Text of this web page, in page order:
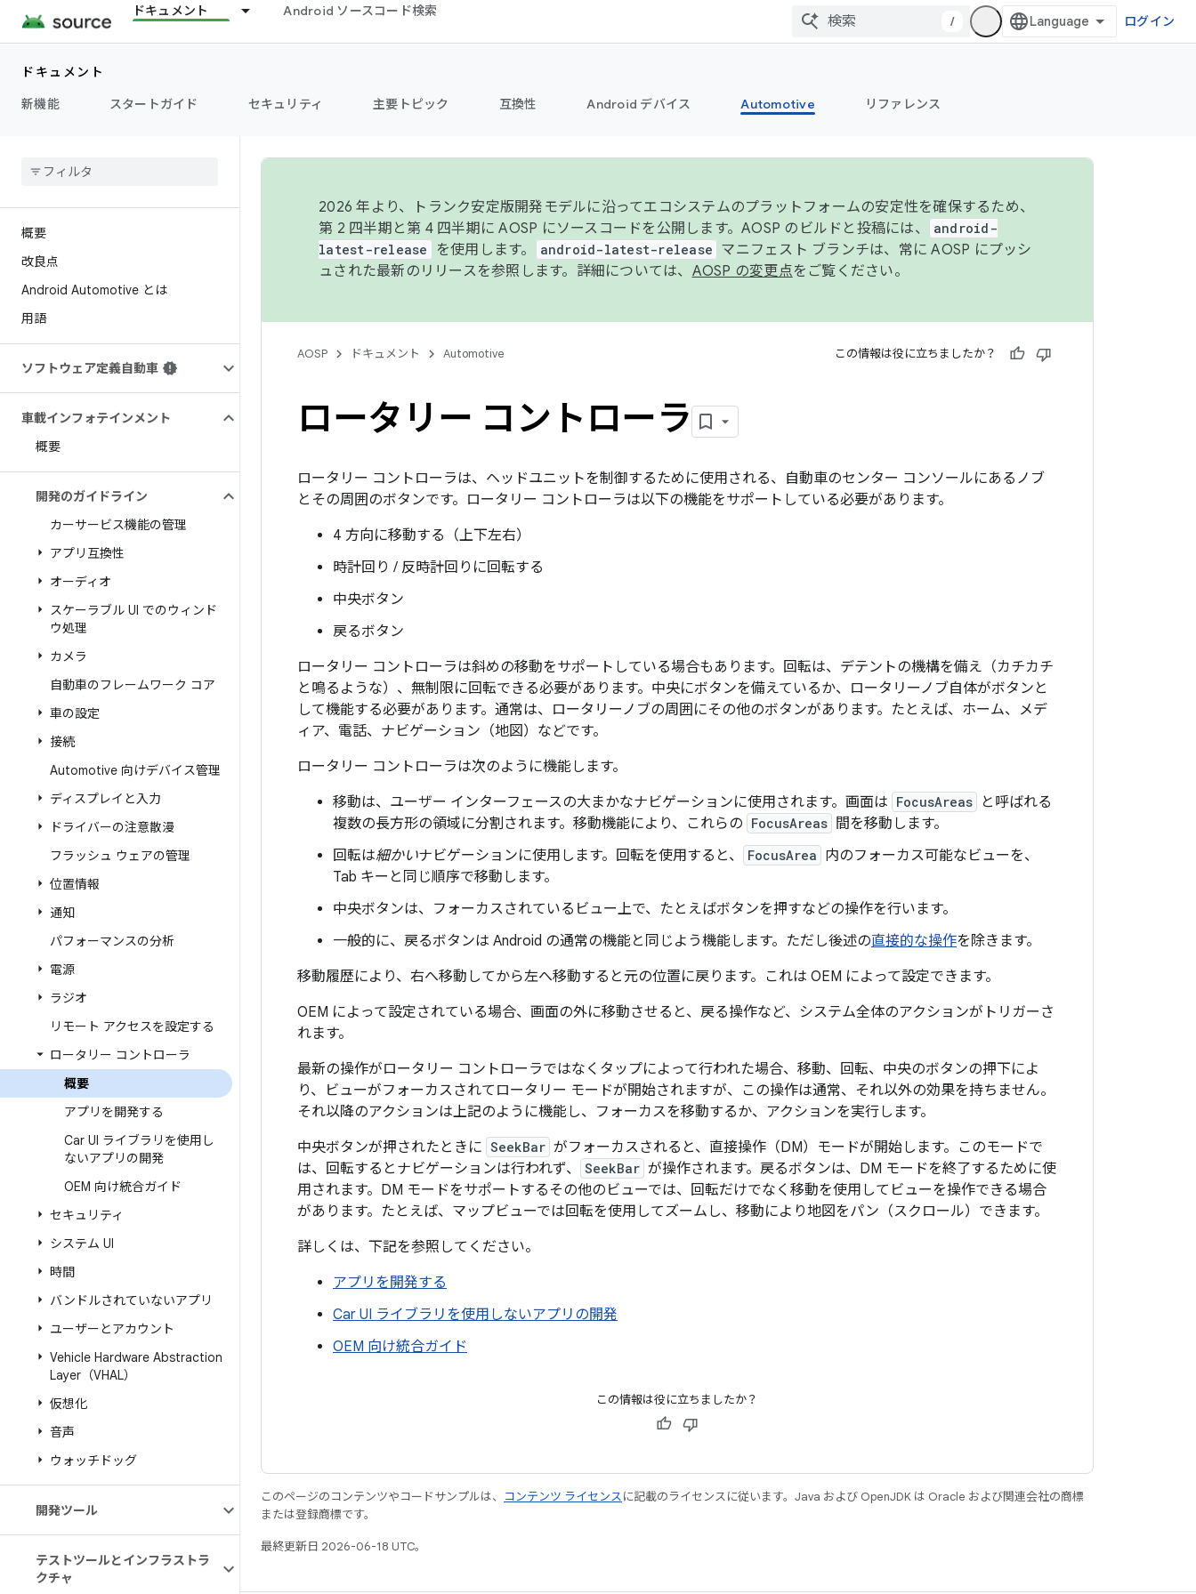
ドキュメント Android ソースコード検索
/ ログイン
ドキュメント
新機能
スタートガイド セキュリティ 主要トピック 互換性 Android デバイス Automotive リファレンス
概要
改良点
Android Automotive とは
用語
ソフトウェア定義自動車
車載インフォテインメント
概要
開発のガイドライン
カーサービス機能の管理
アプリ互換性
オーディオ
スケーラブル UI でのウィンド
ウ処理
カメラ
自動車のフレームワーク コア
車の設定
接続
Automotive 向けデバイス管理
ディスプレイと入力
ドライバーの注意散漫
フラッシュ ウェアの管理
位置情報
通知
パフォーマンスの分析
電源
ラジオ
リモート アクセスを設定する
ロータリー コントローラ
概要
アプリを開発する
Car UI ライブラリを使用し
ないアプリの開発
OEM 向け統合ガイド
セキュリティ
システム UI
時間
バンドルされていないアプリ
ユーザーとアカウント
Vehicle Hardware Abstraction
Layer（VHAL）
仮想化
音声
ウォッチドッグ
開発ツール
テストツールとインフラストラ
クチャ
2026 年より、トランク安定版開発モデルに沿ってエコシステムのプラットフォームの安定性を確保するため、
第 2 四半期と第 4 四半期に AOSP にソースコードを公開します。AOSP のビルドと投稿には、
android-
latest-release
を使用します。 android-latest-release マニフェスト ブランチは、常に AOSP にプッシ
ュされた最新のリリースを参照します。詳細については、 AOSP の変更点をご覧ください。
AOSP ドキュメント Automotive この情報は役に立ちましたか？
ロータリー コントローラ
ロータリー コントローラは、ヘッドユニットを制御するために使用される、自動車のセンター コンソールにあるノブ
とその周囲のボタンです。ロータリー コントローラは以下の機能をサポートしている必要があります。
4 方向に移動する（上下左右）
時計回り / 反時計回りに回転する
中央ボタン
戻るボタン
ロータリー コントローラは斜めの移動をサポートしている場合もあります。回転は、デテントの機構を備え（カチカチ
と鳴るような）、無制限に回転できる必要があります。中央にボタンを備えているか、ロータリーノブ自体がボタンと
して機能する必要があります。通常は、ロータリーノブの周囲にその他のボタンがあります。たとえば、ホーム、メデ
ィア、電話、ナビゲーション（地図）などです。
ロータリー コントローラは次のように機能します。
移動は、ユーザー インターフェースの大まかなナビゲーションに使用されます。画面は FocusAreas
と呼ばれる
複数の長方形の領域に分割されます。移動機能により、これらの FocusAreas 間を移動します。
回転は細かいナビゲーションに使用します。回転を使用すると、 FocusArea 内のフォーカス可能なビューを、
Tab キーと同じ順序で移動します。
中央ボタンは、フォーカスされているビュー上で、たとえばボタンを押すなどの操作を行います。
一般的に、戻るボタンは Android の通常の機能と同じよう機能します。ただし後述の直接的な操作を除きます。
移動履歴により、右へ移動してから左へ移動すると元の位置に戻ります。これは OEM によって設定できます。
OEM によって設定されている場合、画面の外に移動させると、戻る操作など、システム全体のアクションがトリガーさ
れます。
最新の操作がロータリー コントローラではなくタップによって行われた場合、移動、回転、中央のボタンの押下によ
り、ビューがフォーカスされてロータリー モードが開始されますが、この操作は通常、それ以外の効果を持ちません。
それ以降のアクションは上記のように機能し、フォーカスを移動するか、アクションを実行します。
中央ボタンが押されたときに SeekBar がフォーカスされると、直接操作（DM） モードが開始します。このモードで
は、回転するとナビゲーションは行われず、
SeekBar が操作されます。戻るボタンは、DM モードを終了するために使
用されます。DM モードをサポートするその他のビューでは、回転だけでなく移動を使用してビューを操作できる場合
があります。たとえば、マップビューでは回転を使用してズームし、移動により地図をパン（スクロール）できます。
詳しくは、下記を参照してください。
アプリを開発する
Car UI ライブラリを使用しないアプリの開発
OEM 向け統合ガイド
この情報は役に立ちましたか？
このページのコンテンツやコードサンプルは、 コンテンツ ライセンスに記載のライセンスに従います。Java および OpenJDK は Oracle および関連会社の商標
または登録商標です。
最終更新日 2026-06-18 UTC。